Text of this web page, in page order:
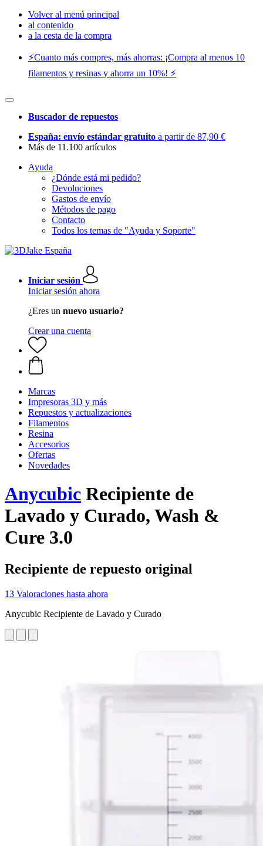
Volver al menú principal
al contenido
a la cesta de la compra
⚡️Cuanto más compres, más ahorras: ¡Compra al menos 10
filamentos y resinas y ahorra un 10%! ⚡️
Buscador de repuestos
España: envío estándar gratuito a partir de 87,90 €
Más de 11.100 artículos
Ayuda
¿Dónde está mi pedido?
Devoluciones
Gastos de envío
Métodos de pago
Contacto
Todos los temas de "Ayuda y Soporte"
Iniciar sesión
Iniciar sesión ahora
¿Eres un nuevo usuario?
Crear una cuenta
Marcas
Impresoras 3D y más
Repuestos y actualizaciones
Filamentos
Resina
Accesorios
Ofertas
Novedades
Anycubic Recipiente de
Lavado y Curado, Wash &
Cure 3.0
Recipiente de repuesto original
13 Valoraciones hasta ahora
Anycubic Recipiente de Lavado y Curado